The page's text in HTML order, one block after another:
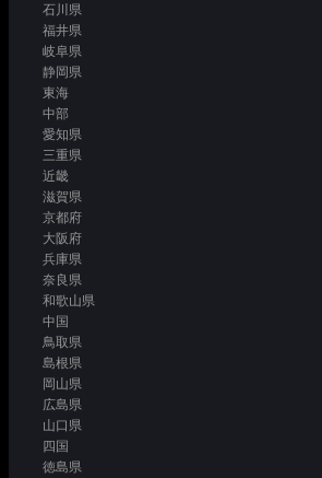
石川県
福井県
岐阜県
静岡県
東海
中部
愛知県
三重県
近畿
滋賀県
京都府
大阪府
兵庫県
奈良県
和歌山県
中国
鳥取県
島根県
岡山県
広島県
山口県
四国
徳島県